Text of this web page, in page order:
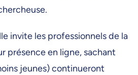
invite les professionnels de la
présence en ligne, sachant
jeunes) continueront